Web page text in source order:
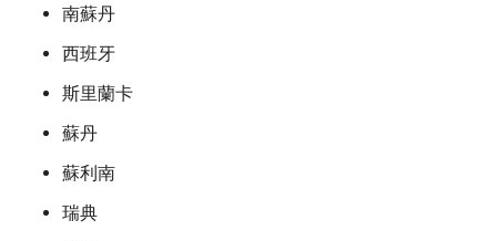
南蘇丹
西班牙
斯里蘭卡
蘇丹
蘇利南
瑞典